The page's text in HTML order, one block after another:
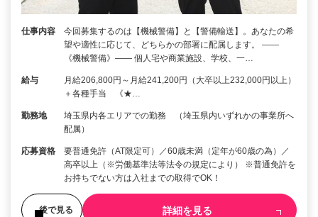
仕事内容
今回募集するのは【機械警備】と【警備輸送】。あなたの希
望や適性に応じて、どちらかの部署に配属します。 ――
《機械警備》―― 個人宅や商業施設、学校、一…
給与
月給206,800円～月給241,200円（大卒以上232,000円以上）
＋各種手当 《★…
勤務地
埼玉県内各エリアでの勤務 （埼玉県内いずれかの事業所へ
配属）
応募資格
要普通免許（AT限定可）／60歳未満（定年が60歳の為）／
高卒以上（※労働基準法等法令の規定により） ※普通免許を
お持ちでない方は入社までの取得でOK！
後で見る 詳細を見る